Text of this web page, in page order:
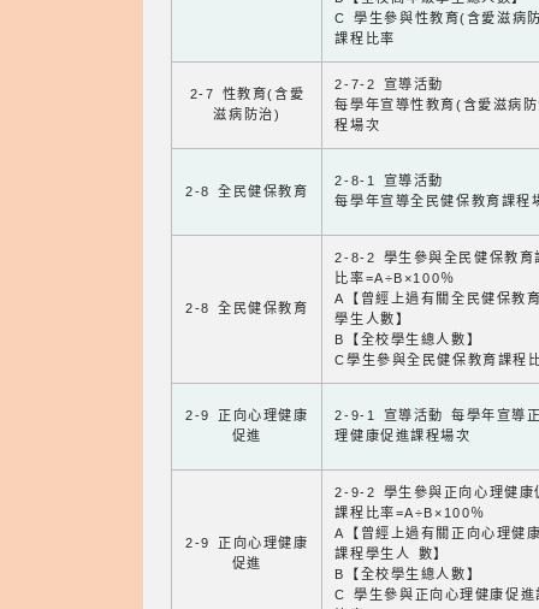
C 學生參與性教育(含愛滋病
課程比率
2-7 性教育(含愛
滋病防治)
2-7-2 宣導活動
每學年宣導性教育(含愛滋病
程場次
2-8 全民健保教育
2-8-1 宣導活動
每學年宣導全民健保教育課程
2-8 全民健保教育
2-8-2 學生參與全民健保教育
比率=A÷B×100％
A【曾經上過有關全民健保教
學生人數】
B【全校學生總人數】
C學生參與全民健保教育課程
2-9 正向心理健康
促進
2-9-1 宣導活動 每學年宣導
理健康促進課程場次
2-9 正向心理健康
促進
2-9-2 學生參與正向心理健康
課程比率=A÷B×100％
A【曾經上過有關正向心理健
課程學生人 數】
B【全校學生總人數】
C 學生參與正向心理健康促進